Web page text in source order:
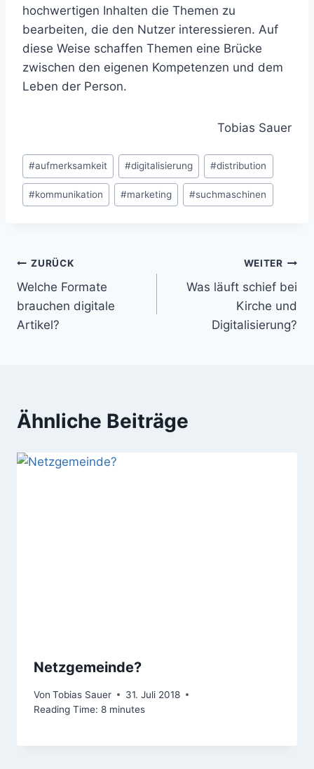
hochwertigen Inhalten die Themen zu
bearbeiten, die den Nutzer interessieren. Auf
diese Weise schaffen Themen eine Brücke
zwischen den eigenen Kompetenzen und dem
Leben der Person.
Tobias Sauer
Schlagworte:
#aufmerksamkeit #digitalisierung #distribution
#kommunikation #marketing #suchmaschinen
Beitragsnavigation
ZURÜCK
Welche Formate
brauchen digitale
Artikel?
WEITER
Was läuft schief bei
Kirche und
Digitalisierung?
Ähnliche Beiträge
Netzgemeinde?
Von Tobias Sauer
31. Juli 2018
Reading Time: 8 minutes